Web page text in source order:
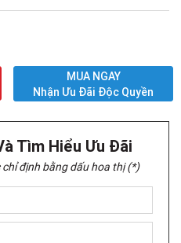
MUA NGAY
Nhận Ưu Đãi Độc Quyền
Tìm Hiểu Ưu Đãi
định bằng dấu hoa thị (*)